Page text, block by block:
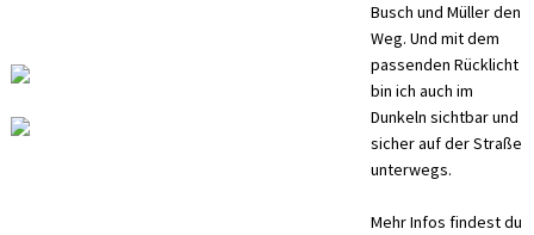
Busch und Müller den
Weg. Und mit dem
passenden Rücklicht
bin ich auch im
Dunkeln sichtbar und
sicher auf der Straße
unterwegs.
Mehr Infos findest du